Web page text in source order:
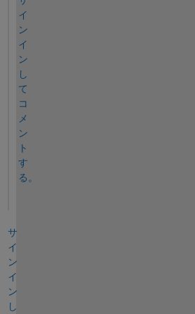
イ
ン
イ
ン
し
て
コ
メ
ン
ト
す
る。
サ
イ
ン
イ
ン
し